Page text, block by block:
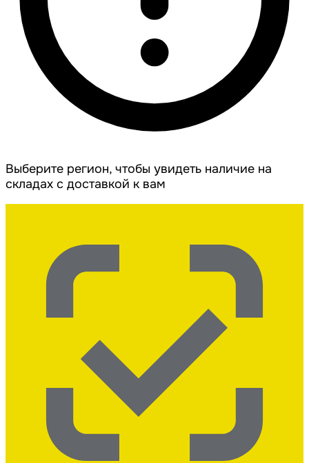
Выберите регион, чтобы увидеть наличие на
складах с доставкой к вам